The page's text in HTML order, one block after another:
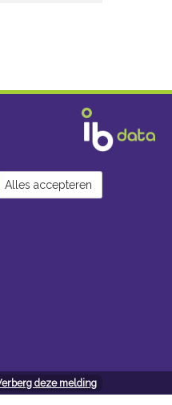
deze melding
het-zelf
Alles accepteren